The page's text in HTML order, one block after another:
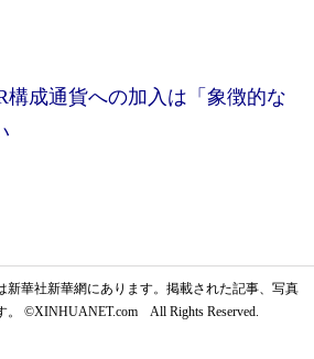
構成通貨への加入は「象徴的な
新華社新華網にあります。掲載された記事、写真
。 ©XINHUANET.com All Rights Reserved.